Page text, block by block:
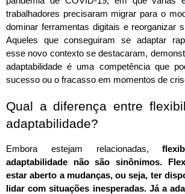
trabalhadores precisaram migrar para o
dominar ferramentas digitais e reorganizar
Aqueles que conseguiram se adaptar
esse novo contexto se destacaram,
adaptabilidade é uma competência que
sucesso ou o fracasso em momentos de
Qual a diferença entre
adaptabilidade?
Embora estejam relacionadas,
adaptabilidade não são sinônimos.
estar aberto a mudanças, ou seja, ter
lidar com situações inesperadas. Já a